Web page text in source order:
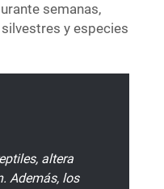
semanas,
y especies
altera
Además, los